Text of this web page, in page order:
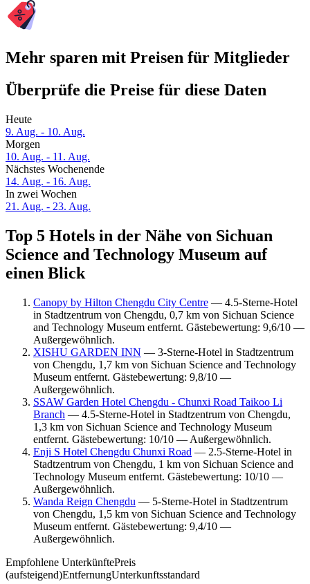
Mehr sparen mit Preisen für Mitglieder
Überprüfe die Preise für diese Daten
Heute
9. Aug. - 10. Aug.
Morgen
10. Aug. - 11. Aug.
Nächstes Wochenende
14. Aug. - 16. Aug.
In zwei Wochen
21. Aug. - 23. Aug.
Top 5 Hotels in der Nähe von Sichuan
Science and Technology Museum auf
einen Blick
Canopy by Hilton Chengdu City Centre — 4.5-Sterne-Hotel
in Stadtzentrum von Chengdu, 0,7 km von Sichuan Science
and Technology Museum entfernt. Gästebewertung: 9,6/10 —
Außergewöhnlich.
XISHU GARDEN INN — 3-Sterne-Hotel in Stadtzentrum
von Chengdu, 1,7 km von Sichuan Science and Technology
Museum entfernt. Gästebewertung: 9,8/10 —
Außergewöhnlich.
SSAW Garden Hotel Chengdu - Chunxi Road Taikoo Li
Branch — 4.5-Sterne-Hotel in Stadtzentrum von Chengdu,
1,3 km von Sichuan Science and Technology Museum
entfernt. Gästebewertung: 10/10 — Außergewöhnlich.
Enji S Hotel Chengdu Chunxi Road — 2.5-Sterne-Hotel in
Stadtzentrum von Chengdu, 1 km von Sichuan Science and
Technology Museum entfernt. Gästebewertung: 10/10 —
Außergewöhnlich.
Wanda Reign Chengdu — 5-Sterne-Hotel in Stadtzentrum
von Chengdu, 1,5 km von Sichuan Science and Technology
Museum entfernt. Gästebewertung: 9,4/10 —
Außergewöhnlich.
Empfohlene UnterkünftePreis
(aufsteigend)EntfernungUnterkunftsstandard